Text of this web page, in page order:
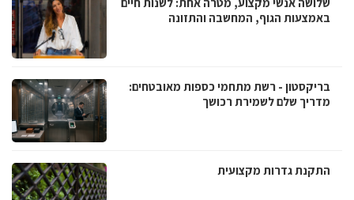
באמצעות הגוף, המחשבה והתזונה
בריקסטון - רשת מתחמי כספות מאובטחים:
מדריך שלם לשמירת רכושך
התקנת גדרות מקצועית